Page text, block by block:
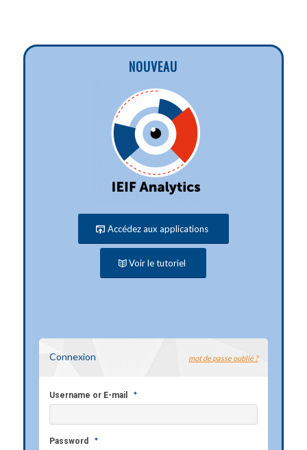
NOUVEAU
Accédez aux applications
Voir le tutoriel
Connexion mot de passe oublié ?
Username or E-mail *
Password *